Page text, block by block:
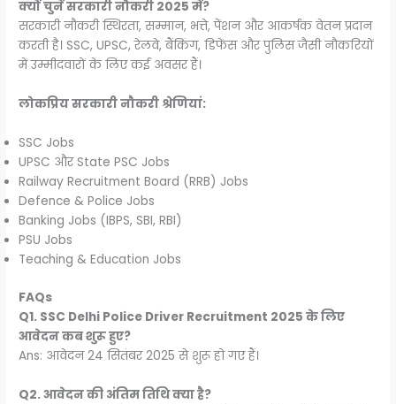
क्यों चुनें सरकारी नौकरी 2025 में?
सरकारी नौकरी स्थिरता, सम्मान, भत्ते, पेंशन और आकर्षक वेतन प्रदान
करती है। SSC, UPSC, रेलवे, बैंकिंग, डिफेंस और पुलिस जैसी नौकरियों
में उम्मीदवारों के लिए कई अवसर हैं।
लोकप्रिय सरकारी नौकरी श्रेणियां:
SSC Jobs
UPSC और State PSC Jobs
Railway Recruitment Board (RRB) Jobs
Defence & Police Jobs
Banking Jobs (IBPS, SBI, RBI)
PSU Jobs
Teaching & Education Jobs
FAQs
Q1. SSC Delhi Police Driver Recruitment 2025 के लिए
आवेदन कब शुरू हुए?
Ans: आवेदन 24 सितंबर 2025 से शुरू हो गए हैं।
Q2. आवेदन की अंतिम तिथि क्या है?